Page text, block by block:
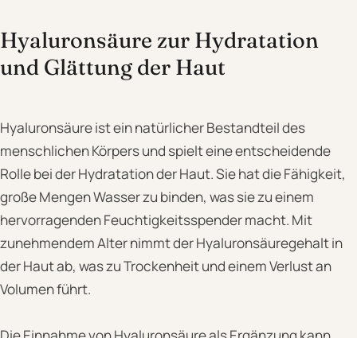
Hyaluronsäure zur Hydratation
und Glättung der Haut
Hyaluronsäure ist ein natürlicher Bestandteil des
menschlichen Körpers und spielt eine entscheidende
Rolle bei der Hydratation der Haut. Sie hat die Fähigkeit,
große Mengen Wasser zu binden, was sie zu einem
hervorragenden Feuchtigkeitsspender macht. Mit
zunehmendem Alter nimmt der Hyaluronsäuregehalt in
der Haut ab, was zu Trockenheit und einem Verlust an
Volumen führt.